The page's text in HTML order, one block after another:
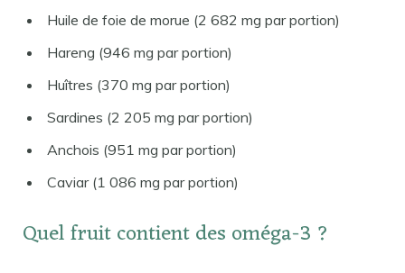
Huile de foie de morue (2 682 mg par portion)
Hareng (946 mg par portion)
Huîtres (370 mg par portion)
Sardines (2 205 mg par portion)
Anchois (951 mg par portion)
Caviar (1 086 mg par portion)
Quel fruit contient des oméga-3 ?